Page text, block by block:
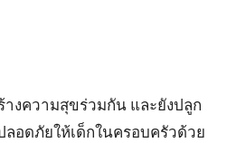
างความสุขร่วมกัน และยังปลูก
ลอดภัยให้เด็กในครอบครัวด้วย